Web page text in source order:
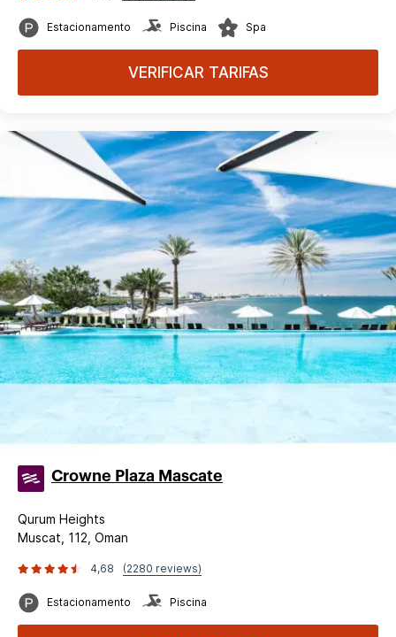
Estacionamento Piscina Spa
VERIFICAR TARIFAS
Crowne Plaza Mascate
Qurum Heights
Muscat, 112, Oman
4,68 (2280 reviews)
Estacionamento Piscina